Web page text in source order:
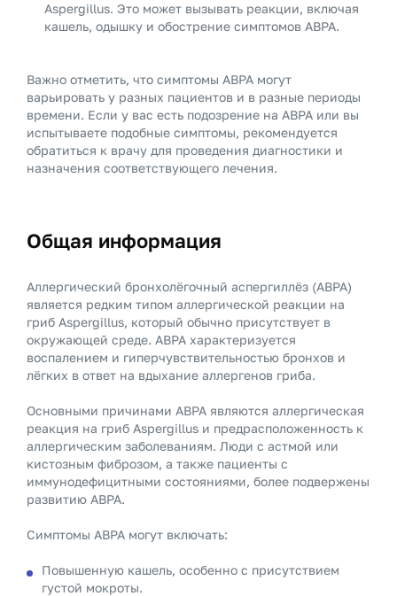
Aspergillus. Это может вызывать реакции, включая
кашель, одышку и обострение симптомов ABPA.
Важно отметить, что симптомы ABPA могут
варьировать у разных пациентов и в разные периоды
времени. Если у вас есть подозрение на ABPA или вы
испытываете подобные симптомы, рекомендуется
обратиться к врачу для проведения диагностики и
назначения соответствующего лечения.
Общая информация
Аллергический бронхолёгочный аспергиллёз (ABPA)
является редким типом аллергической реакции на
гриб Aspergillus, который обычно присутствует в
окружающей среде. ABPA характеризуется
воспалением и гиперчувствительностью бронхов и
лёгких в ответ на вдыхание аллергенов гриба.
Основными причинами ABPA являются аллергическая
реакция на гриб Aspergillus и предрасположенность к
аллергическим заболеваниям. Люди с астмой или
кистозным фиброзом, а также пациенты с
иммунодефицитными состояниями, более подвержены
развитию ABPA.
Симптомы ABPA могут включать:
Повышенную кашель, особенно с присутствием
густой мокроты.